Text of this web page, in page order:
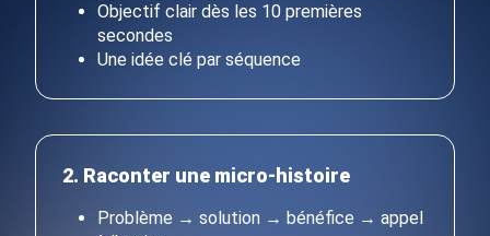
Objectif clair dès les 10 premières
secondes
Une idée clé par séquence
2. Raconter une micro-histoire
Problème → solution → bénéfice → appel